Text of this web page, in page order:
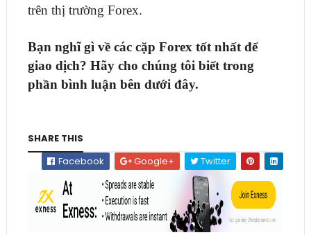
trên thị trường Forex.
Bạn nghĩ gì về các cặp Forex tốt nhất để
giao dịch? Hãy cho chúng tôi biết trong
phần bình luận bên dưới đây.
SHARE THIS
Facebook
Google+ Twitter